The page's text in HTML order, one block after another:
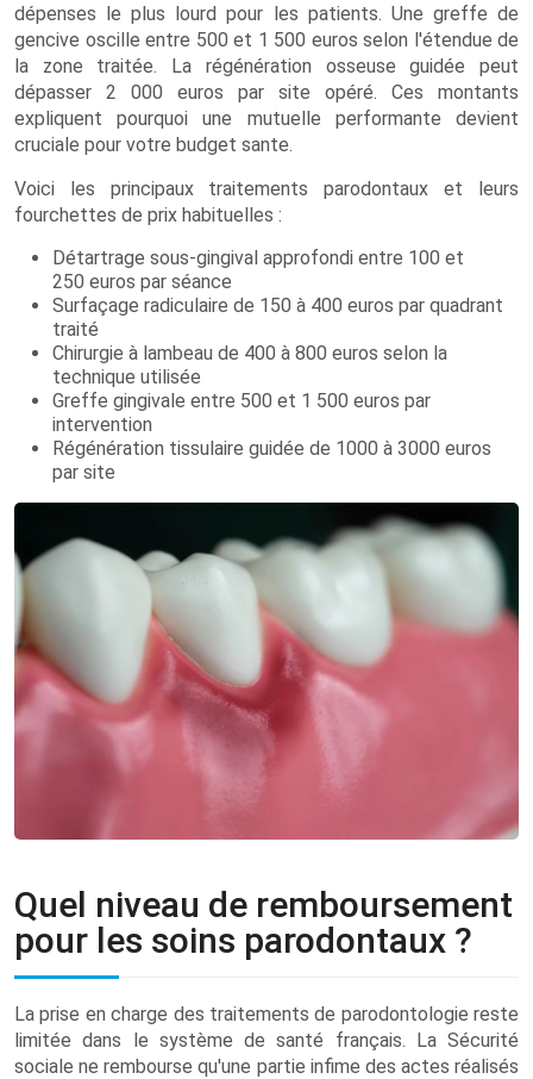
dépenses le plus lourd pour les patients. Une greffe de
gencive oscille entre 500 et 1 500 euros selon l'étendue de
la zone traitée. La régénération osseuse guidée peut
dépasser 2 000 euros par site opéré. Ces montants
expliquent pourquoi une mutuelle performante devient
cruciale pour votre budget sante.
Voici les principaux traitements parodontaux et leurs
fourchettes de prix habituelles :
Détartrage sous-gingival approfondi entre 100 et
250 euros par séance
Surfaçage radiculaire de 150 à 400 euros par quadrant
traité
Chirurgie à lambeau de 400 à 800 euros selon la
technique utilisée
Greffe gingivale entre 500 et 1 500 euros par
intervention
Régénération tissulaire guidée de 1000 à 3000 euros
par site
Quel niveau de remboursement
pour les soins parodontaux ?
La prise en charge des traitements de parodontologie reste
limitée dans le système de santé français. La Sécurité
sociale ne rembourse qu'une partie infime des actes réalisés